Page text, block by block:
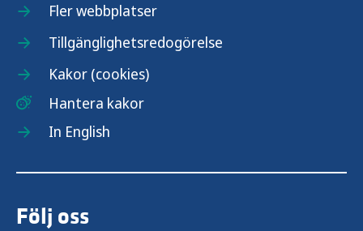
Fler webbplatser
Tillgänglighetsredogörelse
Kakor (cookies)
Hantera kakor
In English
Följ oss